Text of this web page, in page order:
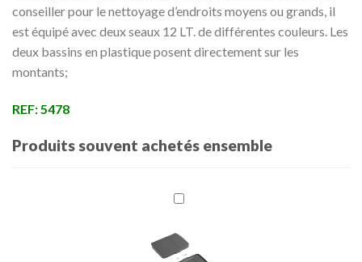
conseiller pour le nettoyage d’endroits moyens ou grands, il
est équipé avec deux seaux 12 LT. de différentes couleurs. Les
deux bassins en plastique posent directement sur les
montants;
REF: 5478
Produits souvent achetés ensemble